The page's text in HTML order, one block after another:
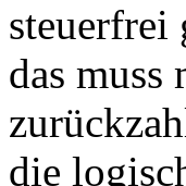
steuerfrei
das muss
die